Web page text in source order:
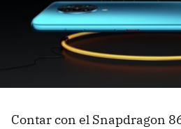
Contar con el Snapdragon